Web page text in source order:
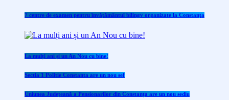
7 centre de examen pentru învăţământul bilingv organizate la Constanţa
La mulți ani și un An Nou cu bine!
Sectia 1 Politie Constanta are un nou sef
Uniunea Județeană a Pensionarilor din Constanța are un nou sediu